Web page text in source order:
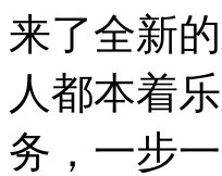
来了全新
人都本着
务，一步